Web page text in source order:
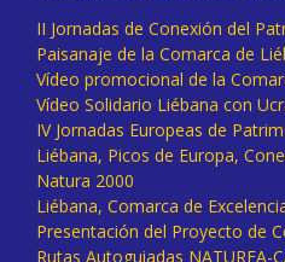
II Jornadas de Conexión del
Paisanaje de la Comarca de
Vídeo promocional de la
Vídeo Solidario Liébana con
IV Jornadas Europeas de
Liébana, Picos de Europa,
Natura 2000
Liébana, Comarca de
Presentación del Proyecto de
Rutas Autoguiadas NATUREA-